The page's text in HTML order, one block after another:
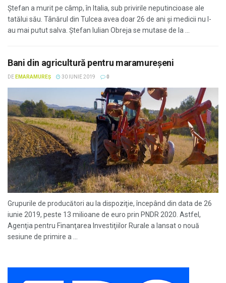
Ştefan a murit pe câmp, în Italia, sub privirile neputincioase ale
tatălui său. Tânărul din Tulcea avea doar 26 de ani şi medicii nu l-
au mai putut salva. Ştefan Iulian Obreja se mutase de la ...
Bani din agricultură pentru maramureșeni
DE EMARAMUREȘ 30 IUNIE 2019 0
Grupurile de producători au la dispoziţie, începând din data de 26
iunie 2019, peste 13 milioane de euro prin PNDR 2020. Astfel,
Agenţia pentru Finanţarea Investiţiilor Rurale a lansat o nouă
sesiune de primire a ...